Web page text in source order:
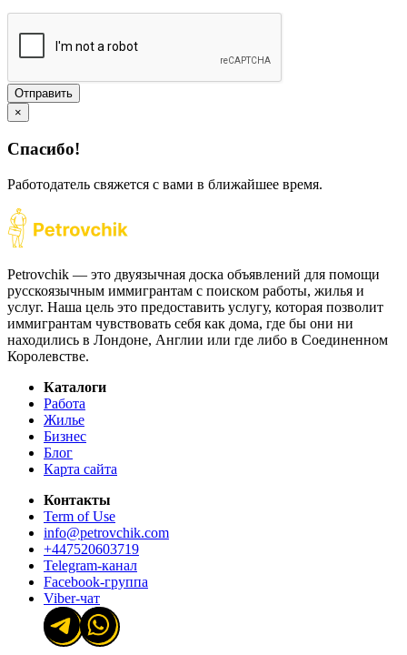
Отправить
×
Спасибо!
Работодатель свяжется с вами в ближайшее время.
Petrovchik — это двуязычная доска объявлений для помощи
русскоязычным иммигрантам с поиском работы, жилья и
услуг. Наша цель это предоставить услугу, которая позволит
иммигрантам чувствовать себя как дома, где бы они ни
находились в Лондоне, Англии или где либо в Соединенном
Королевстве.
Каталоги
Работа
Жилье
Бизнес
Блог
Карта сайта
Контакты
Term of Use
info@petrovchik.com
+447520603719
Telegram-канал
Facebook-группа
Viber-чат